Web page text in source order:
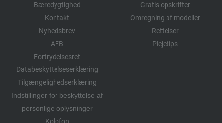
Bæredygtighed
Kontakt
Nyhedsbrev
AFB
Fortrydelsesret
Databeskyttelseserklæring
Tilgængelighedserklæring
Indstillinger for beskyttelse af
personlige oplysninger
Kolofon
Gratis opskrifter
Omregning af modeller
Rettelser
Plejetips